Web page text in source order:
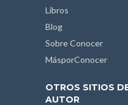
Libros
Blog
Sobre Conocer
MásporConocer
OTROS SITIOS
AUTOR